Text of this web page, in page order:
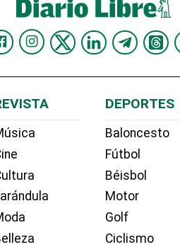
DEPORTES
Baloncesto
Fútbol
Béisbol
Motor
Golf
Ciclismo